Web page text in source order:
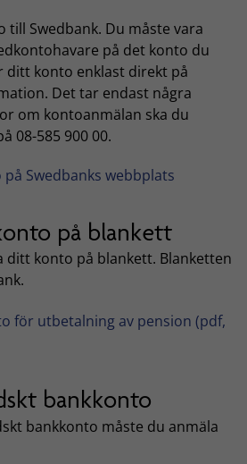
Swedbank. Du måste vara
på det konto du
ditt konto enklast direkt på
Det tar endast några
om kontoanmälan ska du
08-585 900 00.
Swedbanks webbplats
på blankett
ditt konto på blankett. Blanketten
för utbetalning av pension (pdf,
bankkonto
bankkonto måste du anmäla